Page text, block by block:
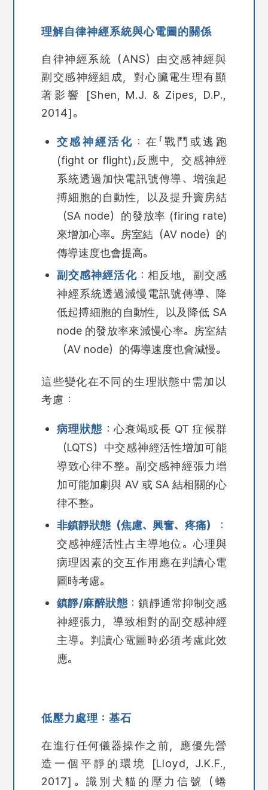
理解自律神經系統與心電圖的關係
自律神經系統（ANS）由交感神經與
副交感神經組成，對心臟電生理有顯
著影響 [Shen, M.J. & Zipes, D.P.,
2014]。
交感神經活化 ：在「戰鬥或逃跑
(fight or flight)」反應中，交感神經
系統透過加快電訊號傳導、增強起
搏細胞的自動性，以及提升竇房結
（SA node）的發放率 (firing rate)
來增加心率。房室結（AV node）的
傳導速度也會提高。
副交感神經活化：相反地，副交感
神經系統透過減慢電訊號傳導、降
低起搏細胞的自動性，以及降低 SA
node 的發放率來減慢心率。 房室結
（AV node） 的傳導速度也會減慢。
這些變化在不同的生理狀態中需加以
考慮：
病理狀態 ：心衰竭或長 QT 症候群
（LQTS）中交感神經活性增加可能
導致心律不整。副交感神經張力增
加可能加劇與 AV 或 SA 結相關的心
律不整。
非鎮靜狀態（焦慮、興奮、疼痛）
：
交感神經活性占主導地位。心理與
病理因素的交互作用應在判讀心電
圖時考慮。
鎮靜/麻醉狀態 ：鎮靜通常抑制交感
神經張力，導致相對的副交感神經
主導。判讀心電圖時必須考慮此效
應。
低壓力處理：基石
在進行任何儀器操作之前，應優先營
造一個平靜的環境 [Lloyd, J.K.F.,
2017]。識別犬貓的壓力信號（蜷